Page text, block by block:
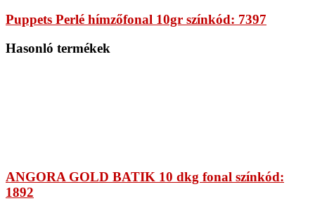
Puppets Perlé hímzőfonal 10gr színkód: 7397
Hasonló termékek
ANGORA GOLD BATIK 10 dkg fonal színkód:
1892